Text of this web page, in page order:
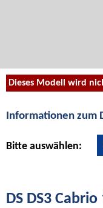
Dieses Modell wird
Informationen zum
Bitte auswählen:
DS DS3